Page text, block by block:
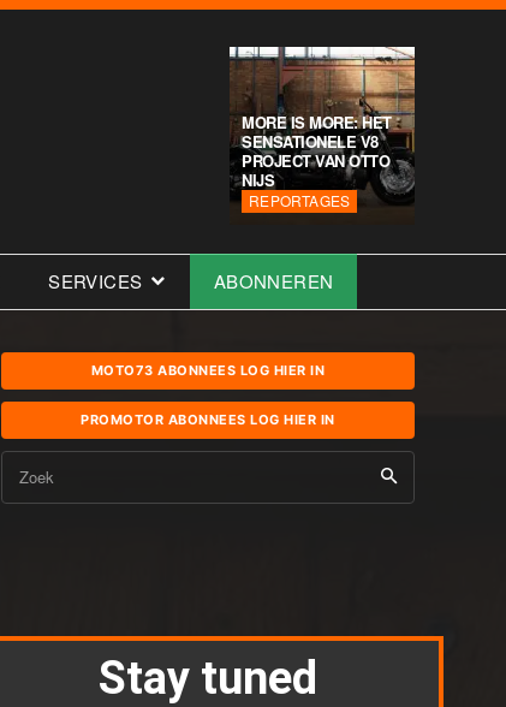
MORE IS MORE: HET
SENSATIONELE V8
PROJECT VAN OTTO
NIJS
REPORTAGES
SERVICES ABONNEREN
MOTO73 ABONNEES LOG HIER IN
PROMOTOR ABONNEES LOG HIER IN
Zoek
Stay tuned